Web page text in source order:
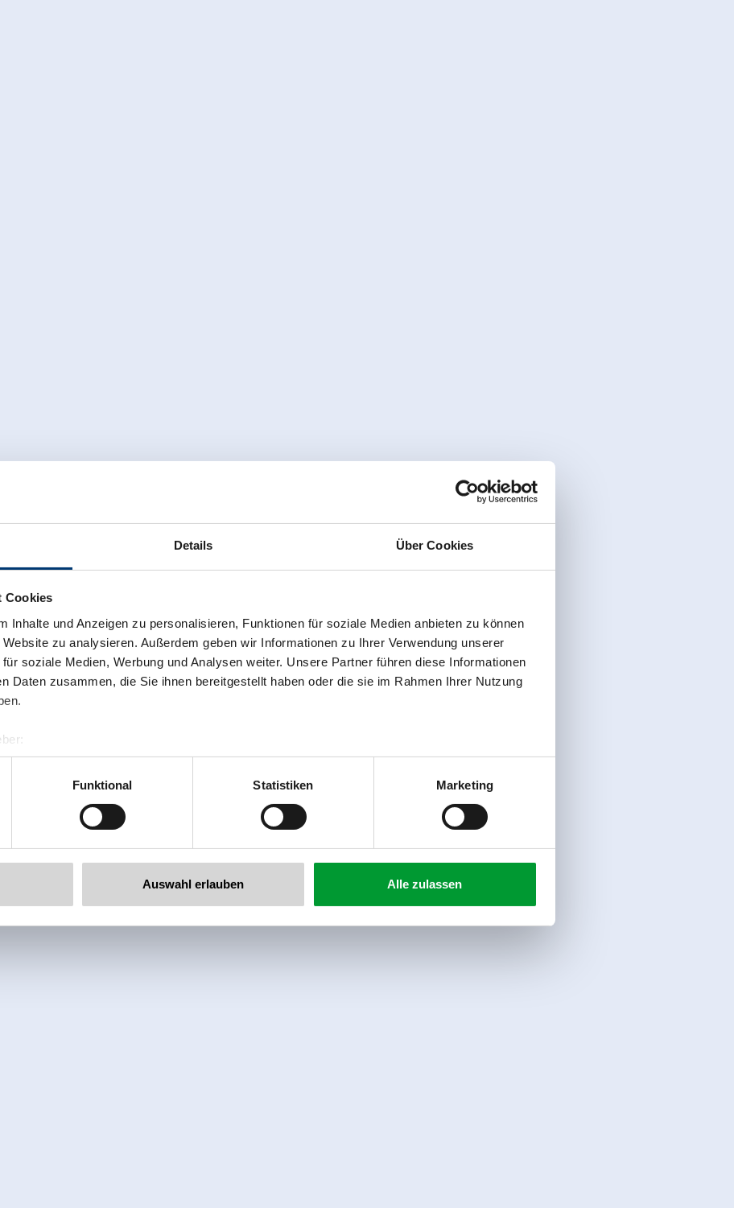
Details Über Cookies
Cookies
Inhalte und Anzeigen zu personalisieren, Funktionen für soziale Medien anbieten zu können
zu analysieren. Außerdem geben wir Informationen zu Ihrer Verwendung unserer
soziale Medien, Werbung und Analysen weiter. Unsere Partner führen diese Informationen
Daten zusammen, die Sie ihnen bereitgestellt haben oder die sie im Rahmen Ihrer Nutzung
GmbH & Co KG
Funktional Statistiken Marketing
Auswahl erlauben Alle zulassen